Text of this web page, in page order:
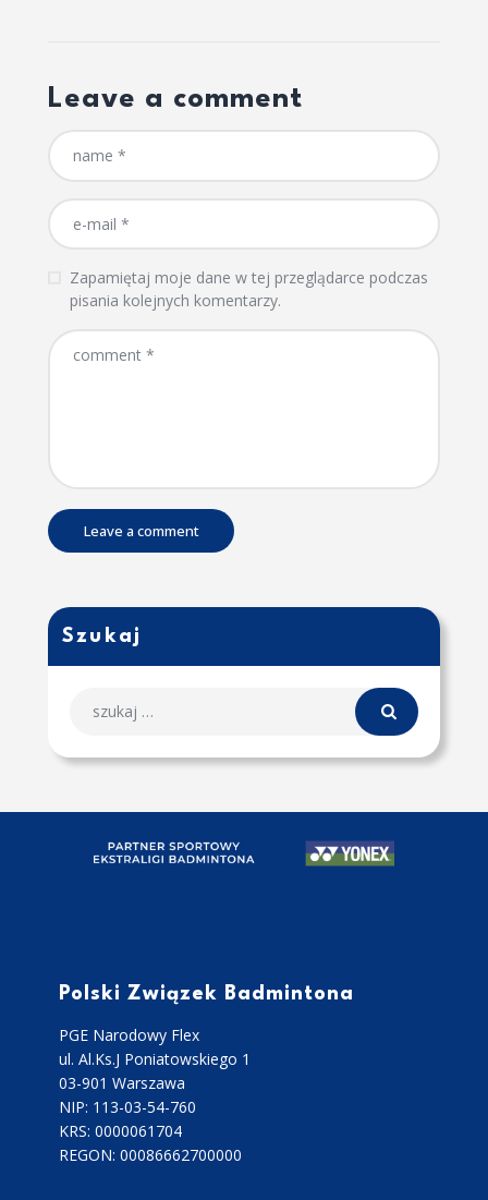
Leave a comment
Zapamiętaj moje dane w tej przeglądarce podczas
pisania kolejnych komentarzy.
Szukaj
Polski Związek Badmintona
PGE Narodowy Flex
ul. Al.Ks.J Poniatowskiego 1
03-901 Warszawa
NIP: 113-03-54-760
KRS: 0000061704
REGON: 00086662700000